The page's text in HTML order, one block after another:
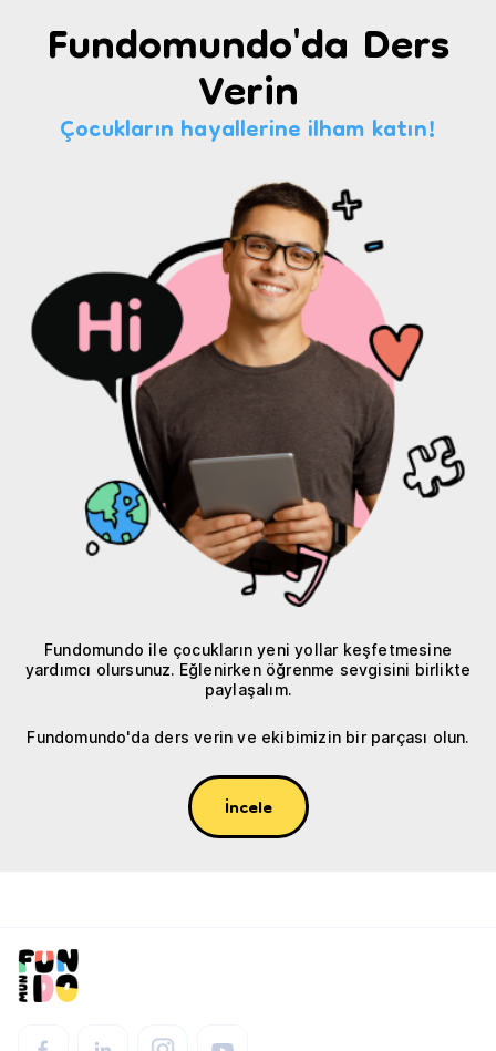
Fundomundo'da Ders
Verin
Çocukların hayallerine ilham katın!
Fundomundo ile çocukların yeni yollar keşfetmesine
yardımcı olursunuz. Eğlenirken öğrenme sevgisini birlikte
paylaşalım.
Fundomundo'da ders verin ve ekibimizin bir parçası olun.
İncele